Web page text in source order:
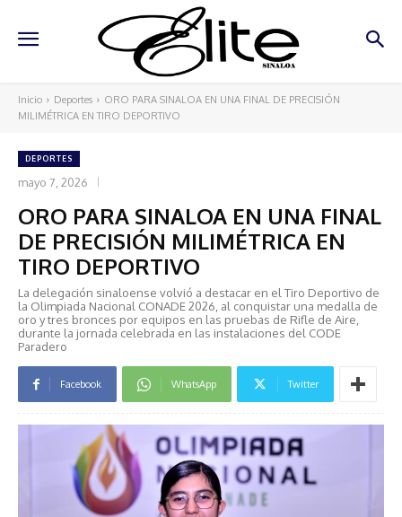
Inicio Deportes
ORO PARA SINALOA EN UNA FINAL DE PRECISIÓN
MILIMÉTRICA EN TIRO DEPORTIVO
DEPORTES
mayo 7, 2026
ORO PARA SINALOA EN UNA FINAL
DE PRECISIÓN MILIMÉTRICA EN
TIRO DEPORTIVO
La delegación sinaloense volvió a destacar en el Tiro Deportivo de
la Olimpiada Nacional CONADE 2026, al conquistar una medalla de
oro y tres bronces por equipos en las pruebas de Rifle de Aire,
durante la jornada celebrada en las instalaciones del CODE
Paradero
Facebook WhatsApp Twitter